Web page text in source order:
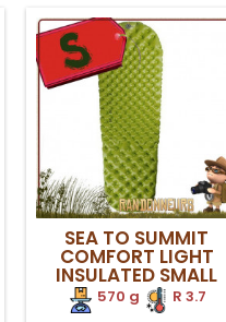
confortable avec 5 cm
d'épaisseur une fois gonflé.
Le plus léger des matelas
Sea To Summit
SEA TO SUMMIT
COMFORT LIGHT
INSULATED SMALL
570 g
R 3.7